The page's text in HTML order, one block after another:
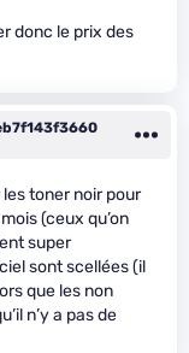
donc le prix des
les toner noir pour
(ceux qu’on
super
sont scellées (il
que les non
n’y a pas de